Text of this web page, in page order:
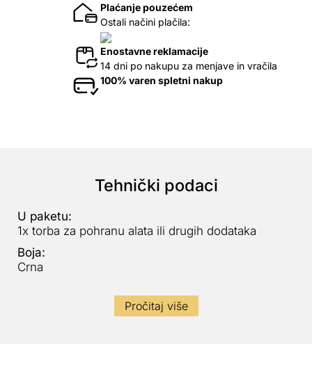
Plaćanje pouzećem
Ostali načini plačila:
Enostavne reklamacije
14 dni po nakupu za menjave in vračila
100% varen spletni nakup
Tehnički podaci
U paketu:
1x torba za pohranu alata ili drugih dodataka
Boja:
Crna
Pročitaj više